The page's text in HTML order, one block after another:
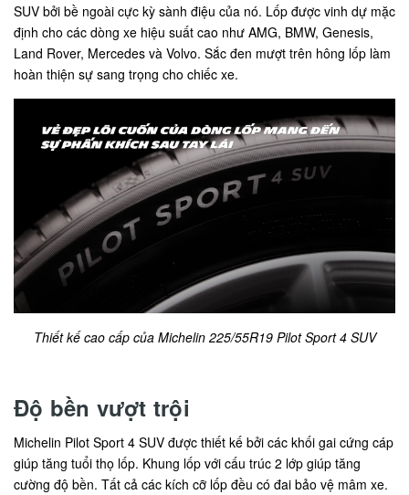
SUV bởi bề ngoài cực kỳ sành điệu của nó. Lốp được vinh dự mặc
định cho các dòng xe hiệu suất cao như AMG, BMW, Genesis,
Land Rover, Mercedes và Volvo. Sắc đen mượt trên hông lốp làm
hoàn thiện sự sang trọng cho chiếc xe.
Thiết kế cao cấp của Michelin 225/55R19 Pilot Sport 4 SUV
Độ bền vượt trội
Michelin Pilot Sport 4 SUV được thiết kế bởi các khối gai cứng cáp
giúp tăng tuổi thọ lốp. Khung lốp với cấu trúc 2 lớp giúp tăng
cường độ bền. Tất cả các kích cỡ lốp đều có đai bảo vệ mâm xe.